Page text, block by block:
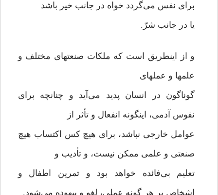
برای نفس می‌گردد خواه در جانب خیر باشد
یا در جانب شرّ.
و از اینطریق است که ملکات صنعتهای مختلف و
علمها و عملهای
گوناگون در انسان پدید می‌آید و چنانچه برای
نفوس آدمی، اینگونه انفعال و تأثر از
عوامل خارجی نباشد، برای هیچ کس اکتساب هیچ
صنعتی و علمی ممکن نیست، و تأدیب و
تعلیم بی‌فائده خواهد بود و تمرین اطفال و
اشخاص بر هر گونه عملی، لغو و بیهوده می‌شود.